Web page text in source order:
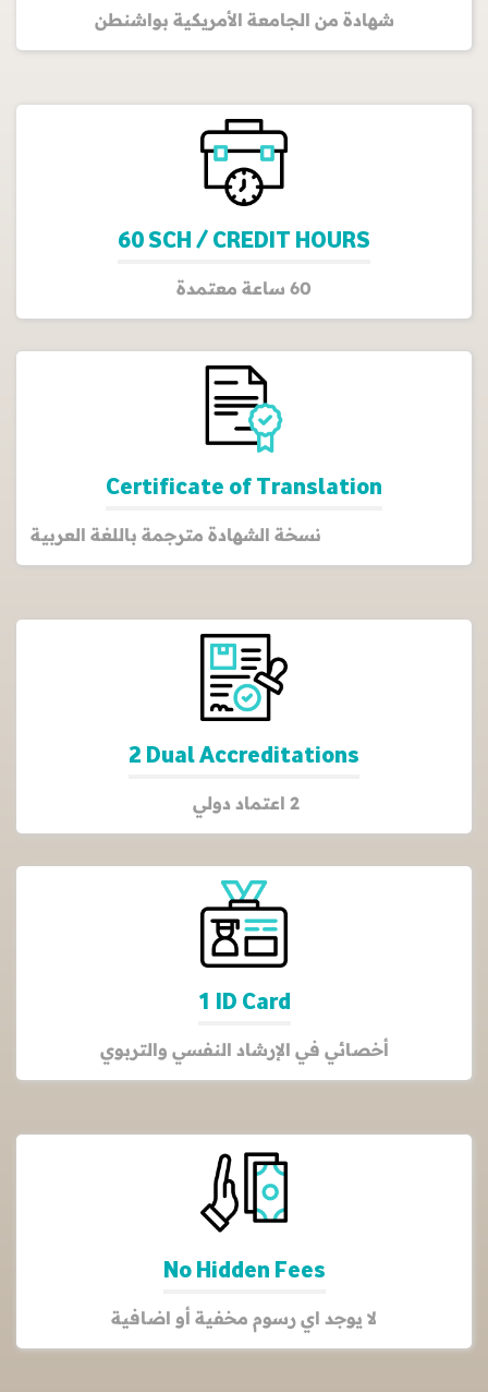
شهادة من الجامعة الأمريكية بواشنطن
60 SCH / CREDIT HOURS
60 ساعة معتمدة
Certificate of Translation
نسخة الشهادة مترجمة باللغة العربية
2 Dual Accreditations
2 اعتماد دولي
1 ID Card
أخصائي في الإرشاد النفسي والتربوي
No Hidden Fees
لا يوجد اي رسوم مخفية أو اضافية